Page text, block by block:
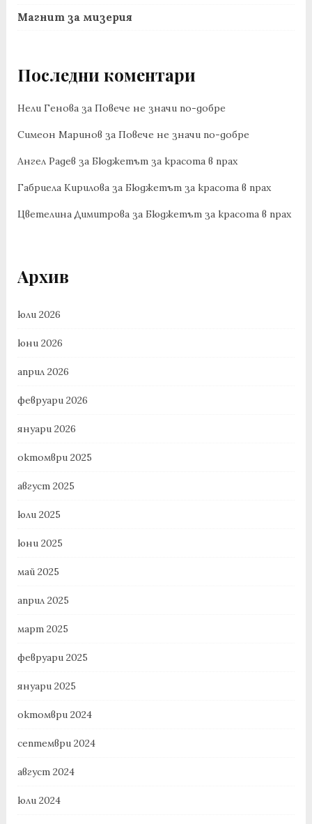
Магнит за мизерия
Последни коментари
Нели Генова за Повече не значи по-добре
Симеон Маринов за Повече не значи по-добре
Ангел Радев за Бюджетът за красота в прах
Габриела Кирилова за Бюджетът за красота в прах
Цветелина Димитрова за Бюджетът за красота в прах
Архив
юли 2026
юни 2026
април 2026
февруари 2026
януари 2026
октомври 2025
август 2025
юли 2025
юни 2025
май 2025
април 2025
март 2025
февруари 2025
януари 2025
октомври 2024
септември 2024
август 2024
юли 2024